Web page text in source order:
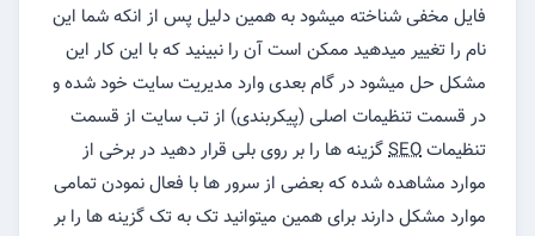
فایل مخفی شناخته میشود به همین دلیل پس از انکه شما این
نام را تغییر میدهید ممکن است آن را نبینید که با این کار این
مشکل حل میشود در گام بعدی وارد مدیریت سایت خود شده و
در قسمت تنظیمات اصلی (پیکربندی) از تب سایت از قسمت
تنظیماتSEOگزینه ها را بر روی بلی قرار دهید در برخی از
موارد مشاهده شده که بعضی از سرور ها با فعال نمودن تمامی
موارد مشکل دارند برای همین میتوانید تک به تک گزینه ها را بر